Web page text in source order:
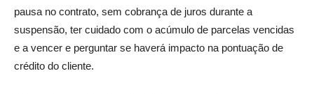
pausa no contrato, sem cobrança de juros durante a
suspensão, ter cuidado com o acúmulo de parcelas vencidas
e a vencer e perguntar se haverá impacto na pontuação de
crédito do cliente.